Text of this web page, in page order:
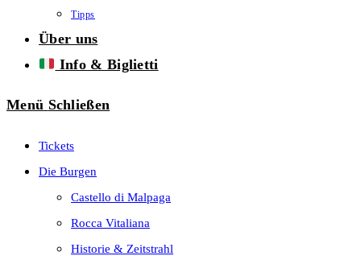
Tipps
Über uns
Info & Biglietti
Menü Schließen
Tickets
Die Burgen
Castello di Malpaga
Rocca Vitaliana
Historie & Zeitstrahl